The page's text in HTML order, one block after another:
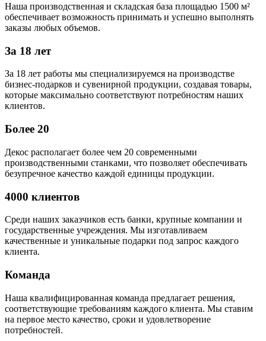
Наша производственная и складская база площадью 1500 м²
обеспечивает возможность принимать и успешно выполнять
заказы любых объемов.
За 18 лет
За 18 лет работы мы специализируемся на производстве
бизнес-подарков и сувенирной продукции, создавая товары,
которые максимально соответствуют потребностям наших
клиентов.
Более 20
Декос располагает более чем 20 современными
производственными станками, что позволяет обеспечивать
безупречное качество каждой единицы продукции.
4000 клиентов
Среди наших заказчиков есть банки, крупные компании и
государственные учреждения. Мы изготавливаем
качественные и уникальные подарки под запрос каждого
клиента.
Команда
Наша квалифицированная команда предлагает решения,
соответствующие требованиям каждого клиента. Мы ставим
на первое место качество, сроки и удовлетворение
потребностей.